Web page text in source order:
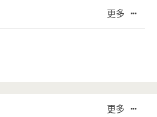
更多
更多